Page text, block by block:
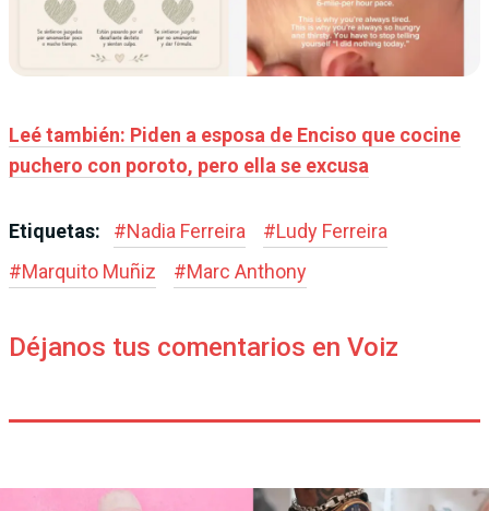
Leé también: Piden a esposa de Enciso que cocine
puchero con poroto, pero ella se excusa
Etiquetas: #Nadia Ferreira #Ludy Ferreira
#Marquito Muñiz #Marc Anthony
Déjanos tus comentarios en Voiz